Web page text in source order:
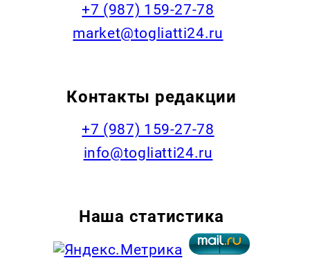
+7 (987) 159-27-78
market@togliatti24.ru
Контакты редакции
+7 (987) 159-27-78
info@togliatti24.ru
Наша статистика